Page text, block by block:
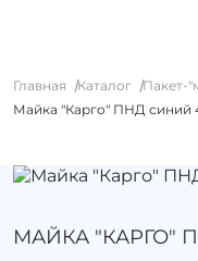
Главная Каталог
Пакет-
Майка "Карго" ПНД синий
МАЙКА "КАРГО"